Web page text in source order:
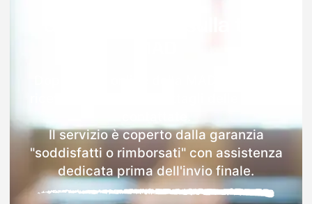
Il servizio è coperto dalla garanzia
"soddisfatti o rimborsati" con assistenza
dedicata prima dell'invio finale.